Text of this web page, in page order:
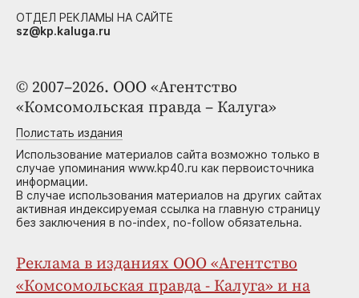
© 2007–2026. ООО «Агентство
«Комсомольская правда – Калуга»
Полистать издания
Использование материалов сайта возможно только в
случае упоминания www.kp40.ru как первоисточника
информации.
В случае использования материалов на других сайтах
активная индексируемая ссылка на главную страницу
без заключения в no-index, no-follow обязательна.
Реклама в изданиях ООО «Агентство
«Комсомольская правда - Калуга» и на
ОТДЕЛ РЕКЛАМЫ НА САЙТЕ
sz@kp.kaluga.ru